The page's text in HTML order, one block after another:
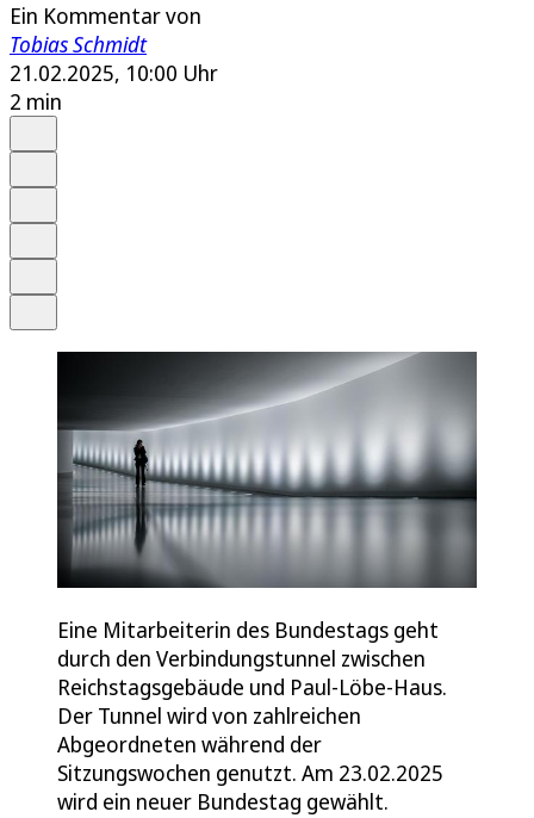
Ein Kommentar von
Tobias Schmidt
21.02.2025, 10:00 Uhr
2 min
Eine Mitarbeiterin des Bundestags geht
durch den Verbindungstunnel zwischen
Reichstagsgebäude und Paul-Löbe-Haus.
Der Tunnel wird von zahlreichen
Abgeordneten während der
Sitzungswochen genutzt. Am 23.02.2025
wird ein neuer Bundestag gewählt.